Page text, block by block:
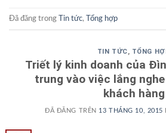
Đã đăng trong Tin tức, Tổng hợp
TIN TỨC TỔNG
Triết lý kinh doanh của
trung vào việc lắng
khách hàng
ĐÃ ĐĂNG TRÊN 13 THÁNG 10, 2015